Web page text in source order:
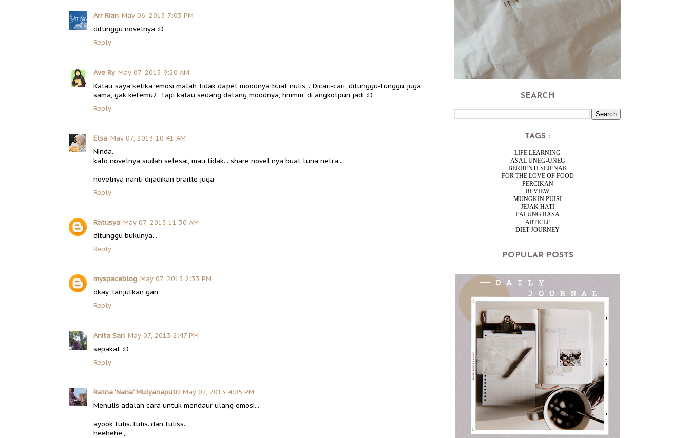
Arr Rian May 06, 2013 7:03 PM
ditunggu novelnya :D
Reply
Ave Ry May 07, 2013 9:20 AM
Kalau saya ketika emosi malah tidak dapet moodnya buat nulis... Dicari-cari, ditunggu-tunggu juga
sama, gak ketemu2. Tapi kalau sedang datang moodnya, hmmm, di angkotpun jadi :D
Reply
Elsa May 07, 2013 10:41 AM
Ninda...
kalo novelnya sudah selesai, mau tidak... share novel nya buat tuna netra...
novelnya nanti dijadikan braille juga
Reply
Ratusya May 07, 2013 11:30 AM
ditunggu bukunya...
Reply
myspaceblog May 07, 2013 2:33 PM
okay, lanjutkan gan
Reply
Anita Sari May 07, 2013 2:47 PM
sepakat :D
Reply
Ratna 'Nana' Mulyanaputri May 07, 2013 4:05 PM
Menulis adalah cara untuk mendaur ulang emosi...
ayook tulis..tulis..dan tuliss..
heehehe,,
SEARCH
TAGS :
LIFE LEARNING
ASAL UNEG-UNEG
BERHENTI SEJENAK
FOR THE LOVE OF FOOD
PERCIKAN
REVIEW
MUNGKIN PUISI
JEJAK HATI
PALUNG RASA
ARTICLE
DIET JOURNEY
POPULAR POSTS